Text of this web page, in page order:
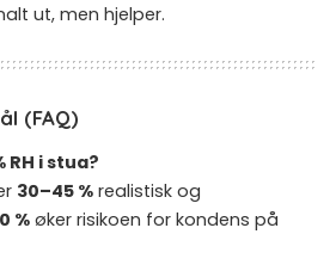
ut, men hjelper.
(FAQ)
RH i stua?
30–45 % realistisk og
% øker risikoen for kondens på